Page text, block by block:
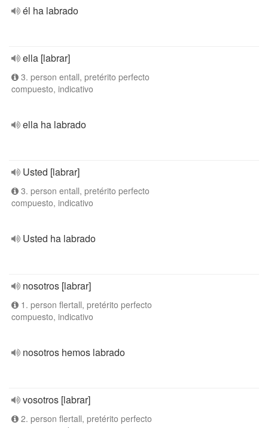
él ha labrado
ella [labrar]
3. person entall, pretérito perfecto
compuesto, indicativo
ella ha labrado
Usted [labrar]
3. person entall, pretérito perfecto
compuesto, indicativo
Usted ha labrado
nosotros [labrar]
1. person flertall, pretérito perfecto
compuesto, indicativo
nosotros hemos labrado
vosotros [labrar]
2. person flertall, pretérito perfecto